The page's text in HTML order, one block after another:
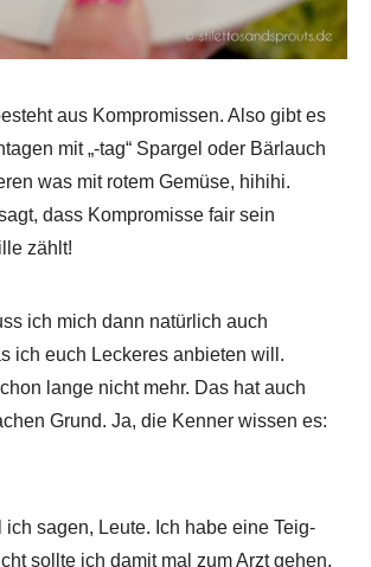
aus Kompromissen. Also gibt es
mit „-tag“ Spargel oder Bärlauch
was mit rotem Gemüse, hihihi.
dass Kompromisse fair sein
zählt!
ich mich dann natürlich auch
ich euch Leckeres anbieten will.
lange nicht mehr. Das hat auch
Grund. Ja, die Kenner wissen es:
sagen, Leute. Ich habe eine Teig-
sollte ich damit mal zum Arzt gehen,